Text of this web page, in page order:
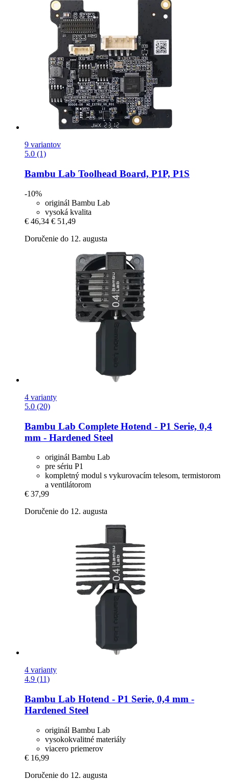
9 variantov
5.0 (1)
Bambu Lab Toolhead Board, P1P, P1S
-10%
originál Bambu Lab
vysoká kvalita
€ 46,34 € 51,49
Doručenie do 12. augusta
4 varianty
5.0 (20)
Bambu Lab Complete Hotend -​ P1 Serie, 0,4
mm -​ Hardened Steel
originál Bambu Lab
pre sériu P1
kompletný modul s vykurovacím telesom, termistorom
a ventilátorom
€ 37,99
Doručenie do 12. augusta
4 varianty
4.9 (11)
Bambu Lab Hotend -​ P1 Serie, 0,4 mm -​
Hardened Steel
originál Bambu Lab
vysokokvalitné materiály
viacero priemerov
€ 16,99
Doručenie do 12. augusta